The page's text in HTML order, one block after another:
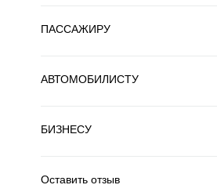
ПАССАЖИРУ
АВТОМОБИЛИСТУ
БИЗНЕСУ
Оставить отзыв